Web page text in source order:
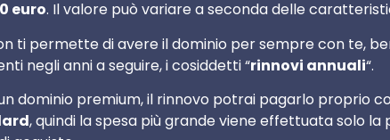
euro. Il valore può variare a seconda delle
ti permette di avere il dominio per sempre con te,
negli anni a seguire, i cosiddetti “rinnovi annuali“.
dominio premium, il rinnovo potrai pagarlo proprio
, quindi la spesa più grande viene effettuata solo la